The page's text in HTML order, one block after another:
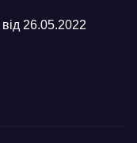
26.05.2022